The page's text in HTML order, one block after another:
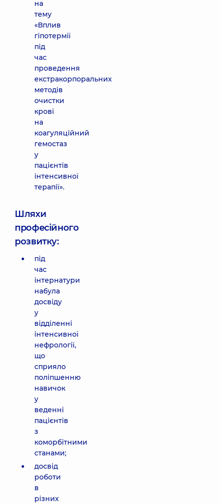
на
тему
«Вплив
гіпотермії
під
час
проведення
екстракорпоральних
методів
очистки
крові
на
коагуляційний
гемостаз
у
пацієнтів
інтенсивної
терапії».
Шляхи
професійного
розвитку:
під
час
інтернатури
набула
досвіду
у
відділенні
інтенсивної
нефрології,
що
сприяло
поліпшенню
навичок
у
веденні
пацієнтів
з
коморбітними
станами;
досвід
роботи
в
різних